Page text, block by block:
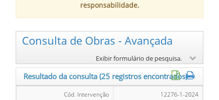
responsabilidade.
Consulta de Obras - Avançada
Exibir formulário de pesquisa.
Resultado da consulta (25 registros encontrados)
Cód. Intervenção 12276-1-2024